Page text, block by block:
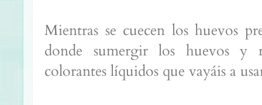
Mientras se cuecen los huevos
donde sumergir los huevos y
colorantes líquidos que vayáis a